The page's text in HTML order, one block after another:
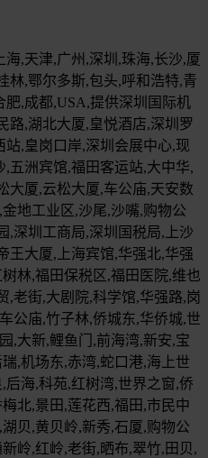
,天津,广州,深圳,珠海,长沙,厦
林,鄂尔多斯,包头,呼和浩特,青
肥,成都,USA,提供深圳国际机
路,湖北大厦,皇悦酒店,深圳罗
,皇岗口岸,深圳会展中心,现
五洲宾馆,福田客运站,大中华,
大厦,云松大厦,车公庙,天安数
地工业区,沙尾,沙嘴,购物公
,深圳工商局,深圳国税局,上沙
王大厦,上海宾馆,华强北,华强
林,福田保税区,福田医院,维也
,老街,大剧院,科学馆,华强路,岗
公庙,竹子林,侨城东,华侨城,世
,大新,鲤鱼门,前海湾,新安,宝
,机场东,赤湾,蛇口港,海上世
海,科苑,红树湾,世界之窗,侨
北,景田,莲花西,福田,市民中
贝,黄贝岭,新秀,石厦,购物公
岭,红岭,老街,晒布,翠竹,田贝,